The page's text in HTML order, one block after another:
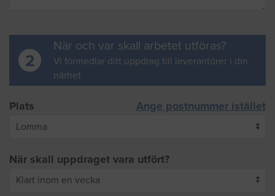
2
När och var skall arbetet utföras?
Vi förmedlar ditt uppdrag till leverantörer i din
närhet
Plats Ange postnummer istället
När skall uppdraget vara utfört?